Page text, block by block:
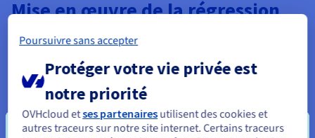
Mise en œuvre de la régression
logistique
La mise en œuvre de la régression logistique implique une
série d'étapes claires, de la préparation des données à
l'évaluation de la manière dont le modèle prédit les résultats
du monde réel. L'informatique en nuage moderne et les
plateformes de données rendent ces processus évolutifs et
Poursuivre sans accepter
Protéger votre vie privée est
notre priorité
OVHcloud etses partenairesutilisent des cookies et
autres traceurs sur notre site internet. Certains traceurs